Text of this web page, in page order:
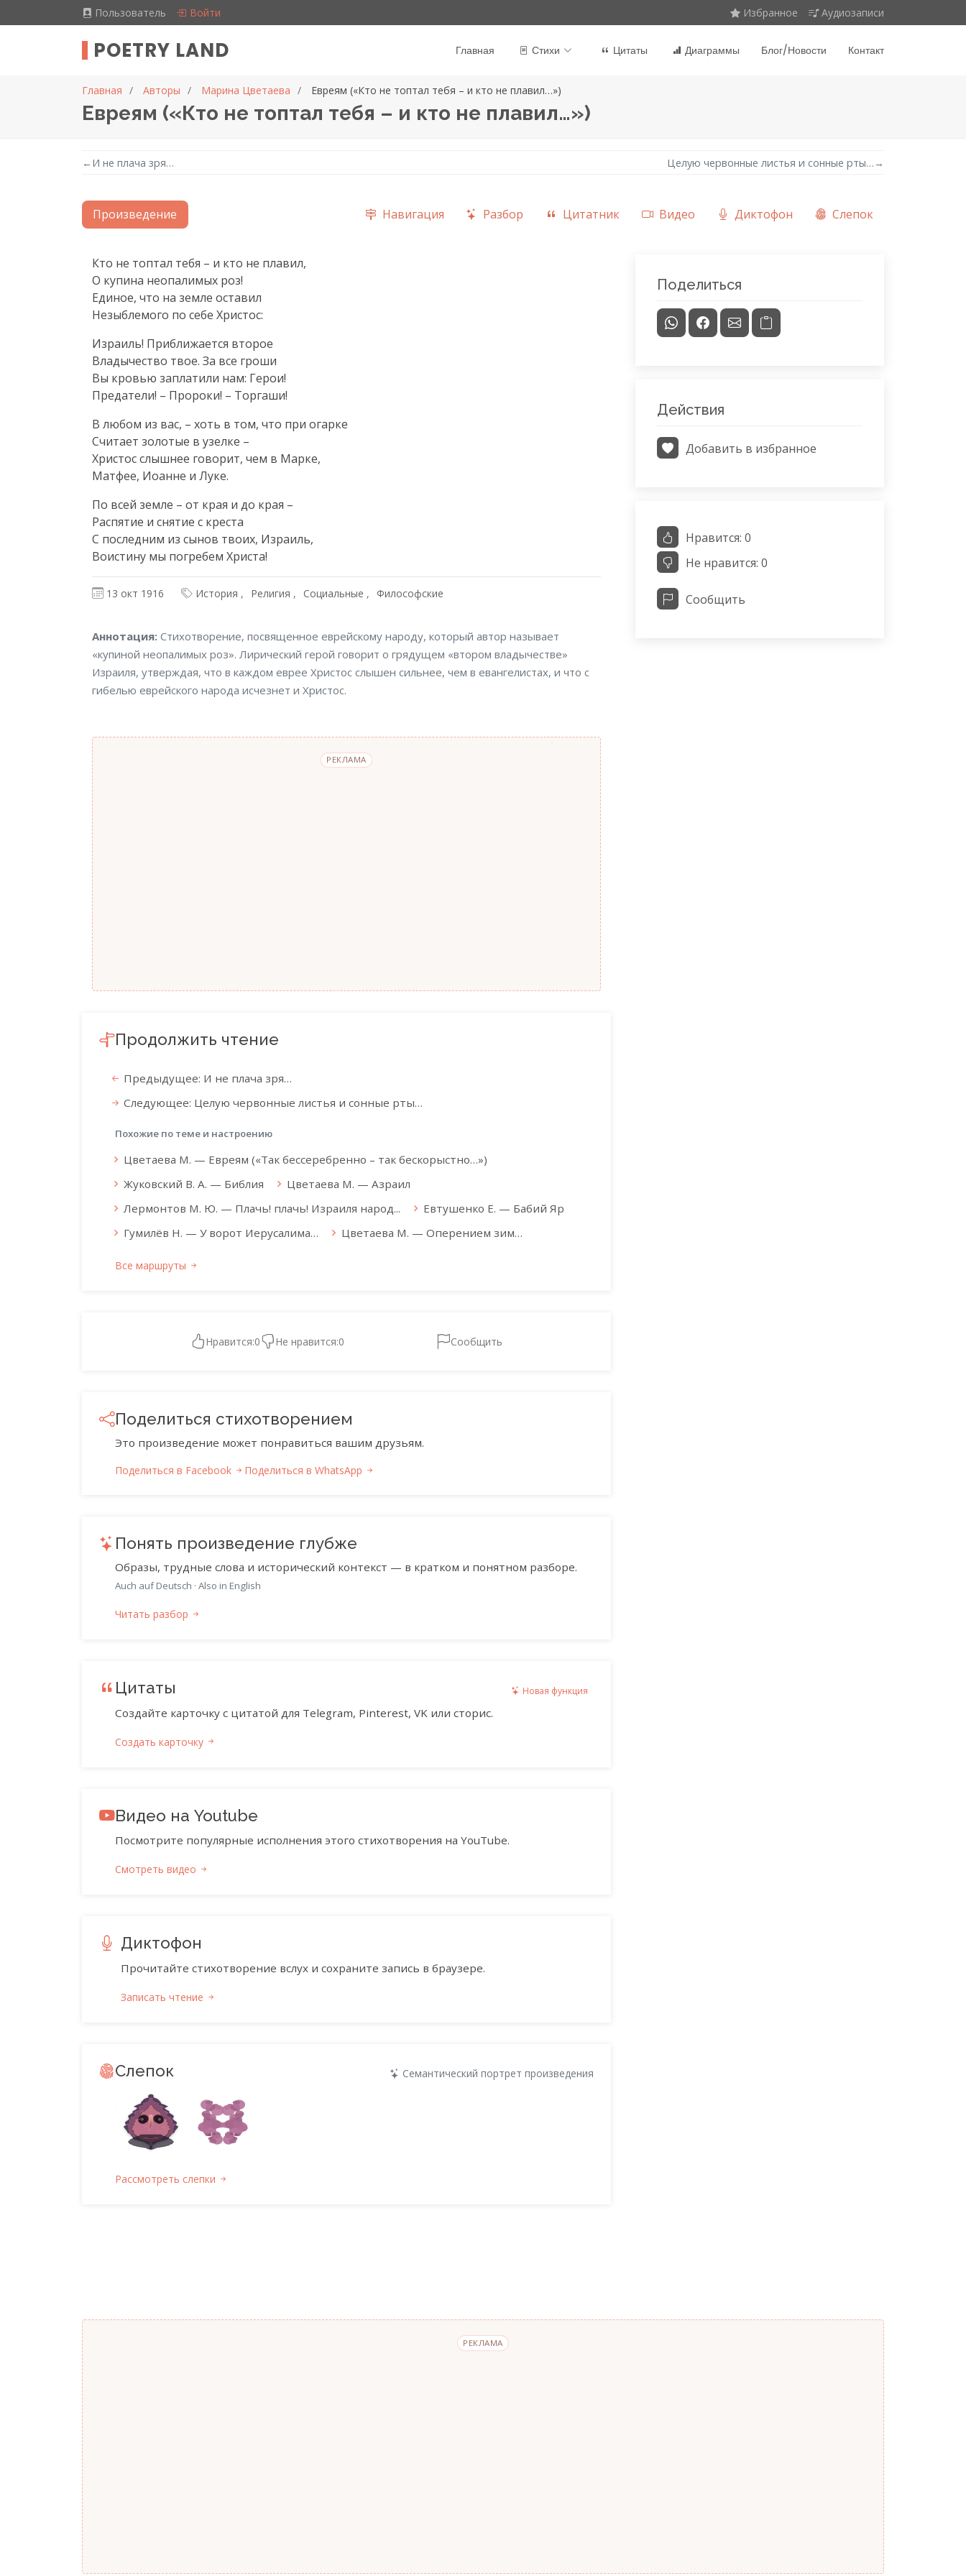
Пользователь Войти Избранное Аудиозаписи
POETRY LAND Главная Стихи Цитаты Диаграммы Блог/Новости Контакт
Главная Авторы Марина Цветаева Евреям («Кто не топтал тебя – и кто не плавил…»)
Евреям («Кто не топтал тебя – и кто не плавил…»)
← И не плача зря… Целую червонные листья и сонные рты… →
Произведение Навигация Разбор Цитатник Видео Диктофон Слепок
Текст произведения
Кто не топтал тебя – и кто не плавил,
О купина неопалимых роз!
Единое, что на земле оставил
Незыблемого по себе Христос:
Израиль! Приближается второе
Владычество твое. За все гроши
Вы кровью заплатили нам: Герои!
Предатели! – Пророки! – Торгаши!
В любом из вас, – хоть в том, что при огарке
Считает золотые в узелке –
Христос слышнее говорит, чем в Марке,
Матфее, Иоанне и Луке.
По всей земле – от края и до края –
Распятие и снятие с креста
С последним из сынов твоих, Израиль,
Воистину мы погребем Христа!
13 окт 1916 История Религия Социальные Философские
Аннотация
Аннотация:Стихотворение, посвященное еврейскому народу, который автор называет
«купиной неопалимых роз». Лирический герой говорит о грядущем «втором владычестве»
Израиля, утверждая, что в каждом еврее Христос слышен сильнее, чем в евангелистах, и что с
гибелью еврейского народа исчезнет и Христос.
РЕКЛАМА
Продолжить чтение
Предыдущее: И не плача зря…
Следующее: Целую червонные листья и сонные рты…
Похожие по теме и настроению
Цветаева М. — Евреям («Так бессеребренно – так бескорыстно…»)
Жуковский В. А. — Библия
Цветаева М. — Азраил
Лермонтов М. Ю. — Плачь! плачь! Израиля народ...
Евтушенко Е. — Бабий Яр
Гумилёв Н. — У ворот Иерусалима…
Цветаева М. — Оперением зим…
Все маршруты
Нравится:0 Не нравится:0 Сообщить
Поделиться стихотворением
Это произведение может понравиться вашим друзьям.
Поделиться в Facebook Поделиться в WhatsApp
Понять произведение глубже
Образы, трудные слова и исторический контекст — в кратком и понятном разборе.
Auch auf Deutsch · Also in English
Читать разбор
Цитаты Новая функция
Создайте карточку с цитатой для Telegram, Pinterest, VK или сторис.
Создать карточку
Видео на Youtube
Посмотрите популярные исполнения этого стихотворения на YouTube.
Смотреть видео
Диктофон
Прочитайте стихотворение вслух и сохраните запись в браузере.
Записать чтение
Слепок Семантический портрет произведения
Рассмотреть слепки
Поделиться
Действия
Добавить в избранное
Нравится: 0
Не нравится: 0
Сообщить
РЕКЛАМА